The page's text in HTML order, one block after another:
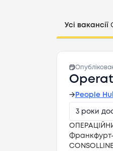
Усі вакансії
→ People
3 роки
Франкфурт-